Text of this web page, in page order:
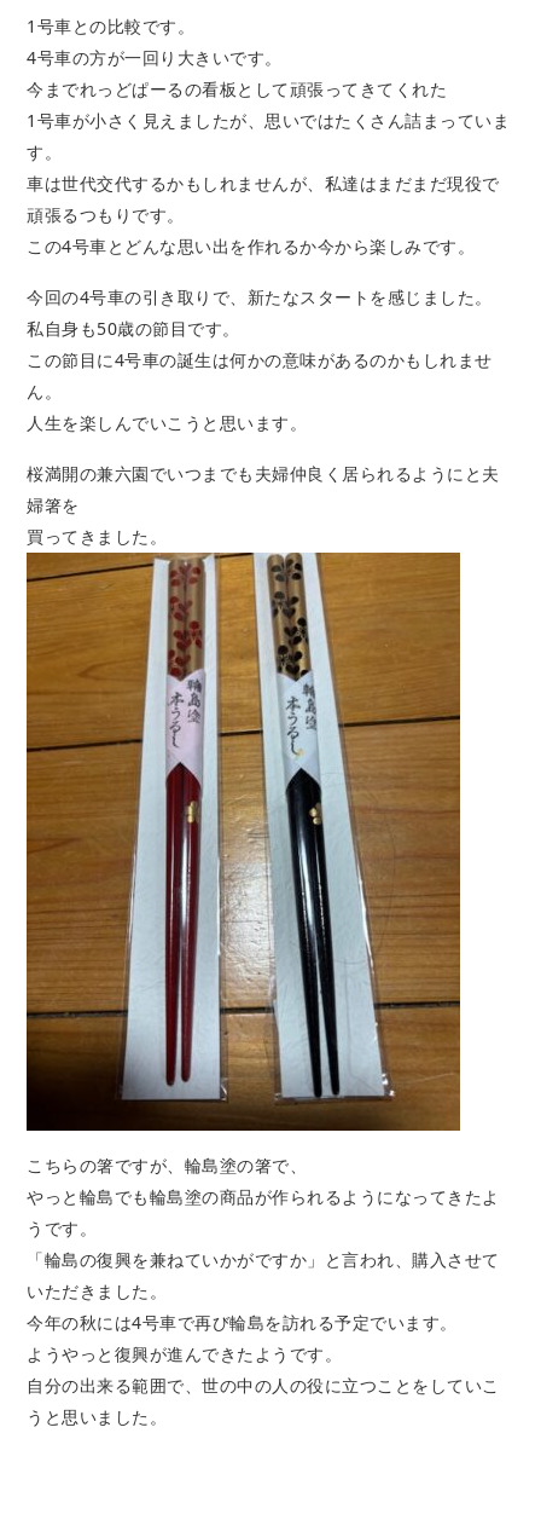
1号車との比較です。
4号車の方が一回り大きいです。
今までれっどぱーるの看板として頑張ってきてくれた
1号車が小さく見えましたが、思いではたくさん詰まっていま
す。
車は世代交代するかもしれませんが、私達はまだまだ現役で
頑張るつもりです。
この4号車とどんな思い出を作れるか今から楽しみです。
今回の4号車の引き取りで、新たなスタートを感じました。
私自身も50歳の節目です。
この節目に4号車の誕生は何かの意味があるのかもしれませ
ん。
人生を楽しんでいこうと思います。
桜満開の兼六園でいつまでも夫婦仲良く居られるようにと夫
婦箸を
買ってきました。
こちらの箸ですが、輪島塗の箸で、
やっと輪島でも輪島塗の商品が作られるようになってきたよ
うです。
「輪島の復興を兼ねていかがですか」と言われ、購入させて
いただきました。
今年の秋には4号車で再び輪島を訪れる予定でいます。
ようやっと復興が進んできたようです。
自分の出来る範囲で、世の中の人の役に立つことをしていこ
うと思いました。